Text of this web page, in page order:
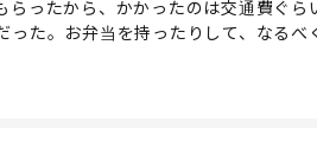
らったから、かかったのは交通費ぐ
った。お弁当を持ったりして、なる